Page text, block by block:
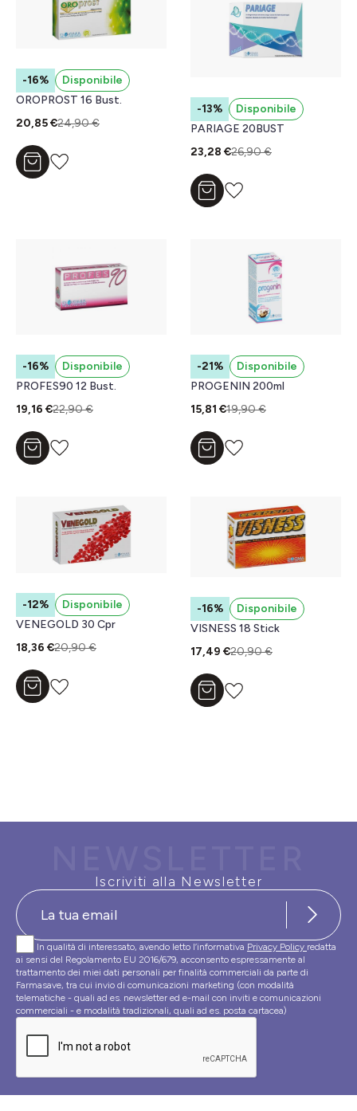
-16%
Disponibile
OROPROST 16 Bust.
20,85 €24,90 €
Aggiungi al carrello
-13%
Disponibile
PARIAGE 20BUST
23,28 €26,90 €
Aggiungi al carrello
-16%
Disponibile
PROFES90 12 Bust.
19,16 €22,90 €
Aggiungi al carrello
-21%
Disponibile
PROGENIN 200ml
15,81 €19,90 €
Aggiungi al carrello
-12%
Disponibile
VENEGOLD 30 Cpr
18,36 €20,90 €
Aggiungi al carrello
-16%
Disponibile
VISNESS 18 Stick
17,49 €20,90 €
Aggiungi al carrello
Iscriviti alla Newsletter
In qualità di interessato, avendo letto l’informativa Privacy Policy redatta
ai sensi del Regolamento EU 2016/679, acconsento espressamente al
trattamento dei miei dati personali per finalità commerciali da parte di
Farmasave, tra cui invio di comunicazioni marketing (con modalità
telematiche - quali ad es. newsletter ed e-mail con inviti e comunicazioni
commerciali - e modalità tradizionali, quali ad es. posta cartacea)